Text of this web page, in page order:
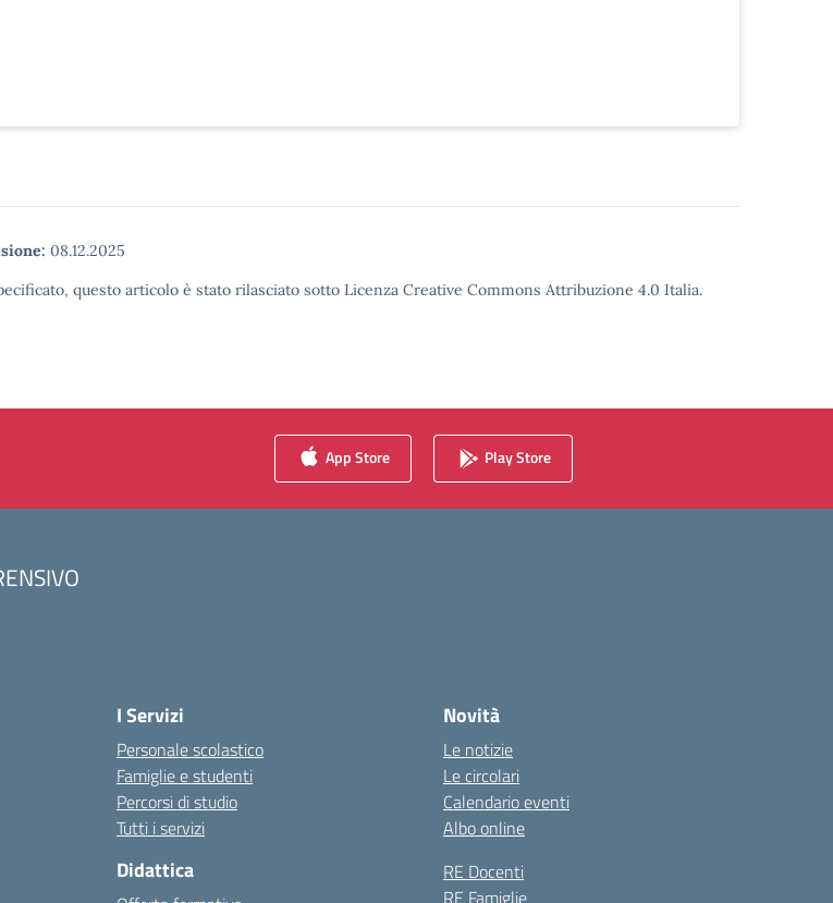
08.12.2025
questo articolo è stato rilasciato sotto Licenza Creative Commons Attribuzione 4.0 Italia.
App Store Play Store
I Servizi
Personale scolastico
Famiglie e studenti
Percorsi di studio
Tutti i servizi
Didattica
Novità
Le notizie
Le circolari
Calendario eventi
Albo online
RE Docenti
RE Famiglie